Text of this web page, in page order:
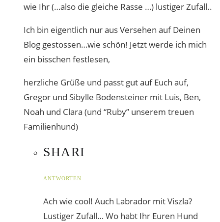
wie Ihr (…also die gleiche Rasse …) lustiger Zufall..
Ich bin eigentlich nur aus Versehen auf Deinen
Blog gestossen…wie schön! Jetzt werde ich mich
ein bisschen festlesen,
herzliche Grüße und passt gut auf Euch auf,
Gregor und Sibylle Bodensteiner mit Luis, Ben,
Noah und Clara (und “Ruby” unserem treuen
Familienhund)
SHARI
ANTWORTEN
Ach wie cool! Auch Labrador mit Viszla?
Lustiger Zufall… Wo habt Ihr Euren Hund